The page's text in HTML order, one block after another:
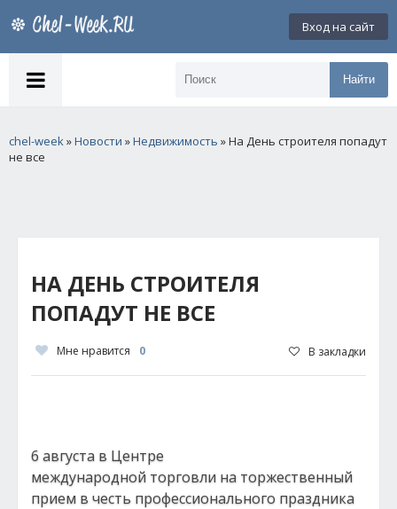
Вход на сайт
Найти
chel-week»Новости »Недвижимость » На День строителя попадут
не все
НА ДЕНЬ СТРОИТЕЛЯ
ПОПАДУТ НЕ ВСЕ
Мне нравится 0 В закладки
6 августа в Центре
международной торговли на торжественный
прием в честь профессионального праздника